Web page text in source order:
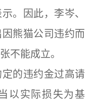
。因此，李岑、
熊猫公司违约而
不能成立。
的违约金过高请
以实际损失为基